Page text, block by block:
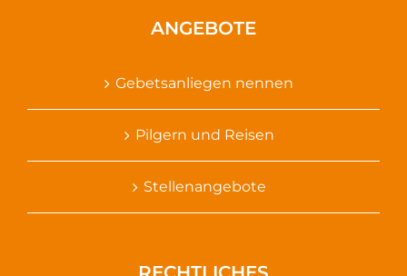
ANGEBOTE
Gebetsanliegen nennen
Pilgern und Reisen
Stellenangebote